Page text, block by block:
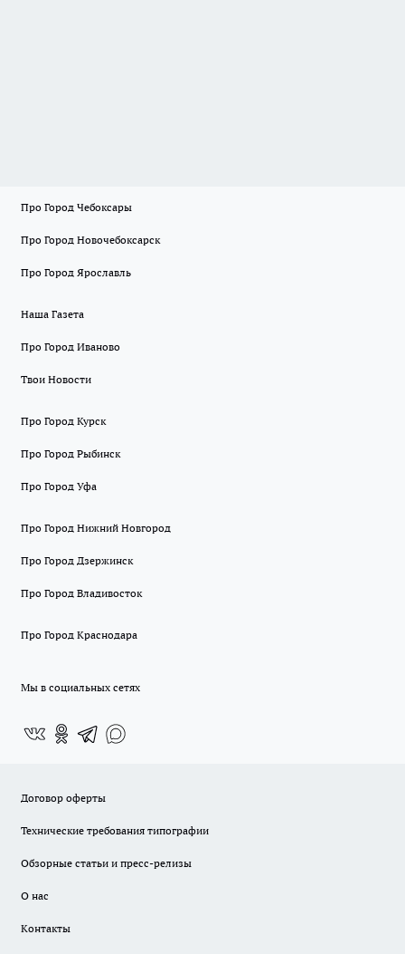
Про Город Чебоксары
Про Город Новочебоксарск
Про Город Ярославль
Наша Газета
Про Город Иваново
Твои Новости
Про Город Курск
Про Город Рыбинск
Про Город Уфа
Про Город Нижний Новгород
Про Город Дзержинск
Про Город Владивосток
Про Город Краснодара
Мы в социальных сетях
Договор оферты
Технические требования типографии
Обзорные статьи и пресс-релизы
О нас
Контакты